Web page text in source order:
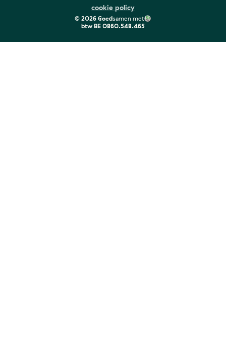
cookie policy
© 2026Goedsamen met
btw BE 0860.548.465